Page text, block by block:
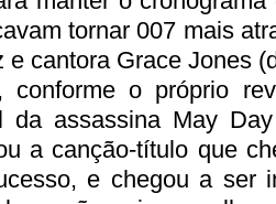
tornar 007 mais
e cantora Grace Jones
conforme o próprio
da assassina May
a canção-título que
e chegou a ser